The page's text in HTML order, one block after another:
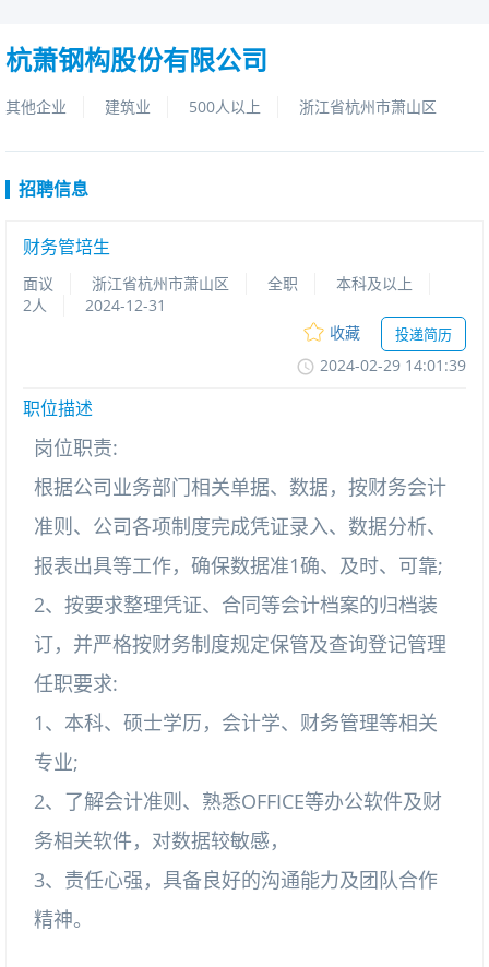
杭萧钢构股份有限公司
其他企业 建筑业 500人以上 浙江省杭州市萧山区
招聘信息
财务管培生
面议 浙江省杭州市萧山区 全职
本科及以上
2人
2024-12-31
收藏
投递简历
2024-02-2914:01:39
职位描述
岗位职责:
根据公司业务部门相关单据、数据，按财务会计
准则、公司各项制度完成凭证录入、数据分析、
报表出具等工作，确保数据准1确、及时、可靠;
2、按要求整理凭证、合同等会计档案的归档装
订，并严格按财务制度规定保管及查询登记管理
任职要求:
1、本科、硕士学历，会计学、财务管理等相关
专业;
2、了解会计准则、熟悉OFFICE等办公软件及财
务相关软件，对数据较敏感，
3、责任心强，具备良好的沟通能力及团队合作
精神。